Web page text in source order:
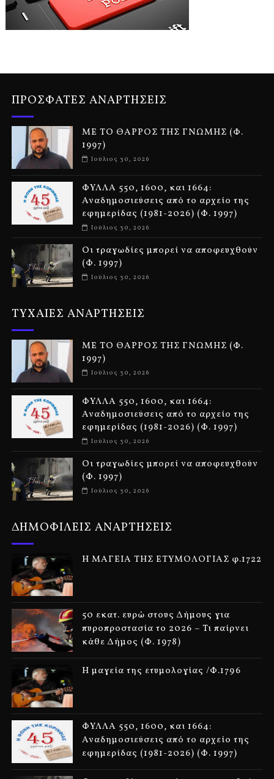
ΠΡΟΣΦΑΤΕΣ ΑΝΑΡΤΗΣΕΙΣ
ΜΕ ΤΟ ΘΑΡΡΟΣ ΤΗΣ ΓΝΩΜΗΣ (Φ.
1997)
Ιούλιος 30, 2026
ΦΥΛΛΑ 550, 1600, και 1664:
Αναδημοσιεύσεις από το αρχείο της
εφημερίδας (1981-2026) (Φ. 1997)
Ιούλιος 30, 2026
Οι τραγωδίες μπορεί να αποφευχθούν
(Φ. 1997)
Ιούλιος 30, 2026
ΤΥΧΑΙΕΣ ΑΝΑΡΤΗΣΕΙΣ
ΜΕ ΤΟ ΘΑΡΡΟΣ ΤΗΣ ΓΝΩΜΗΣ (Φ.
1997)
Ιούλιος 30, 2026
ΦΥΛΛΑ 550, 1600, και 1664:
Αναδημοσιεύσεις από το αρχείο της
εφημερίδας (1981-2026) (Φ. 1997)
Ιούλιος 30, 2026
Οι τραγωδίες μπορεί να αποφευχθούν
(Φ. 1997)
Ιούλιος 30, 2026
ΔΗΜΟΦΙΛΕΙΣ ΑΝΑΡΤΗΣΕΙΣ
Η ΜΑΓΕΙΑ ΤΗΣ ΕΤΥΜΟΛΟΓΙΑΣ φ.1722
50 εκατ. ευρώ στους Δήμους για
πυροπροστασία το 2026 – Τι παίρνει
κάθε Δήμος (Φ. 1978)
Η μαγεία της ετυμολογίας /Φ.1796
ΦΥΛΛΑ 550, 1600, και 1664:
Αναδημοσιεύσεις από το αρχείο της
εφημερίδας (1981-2026) (Φ. 1997)